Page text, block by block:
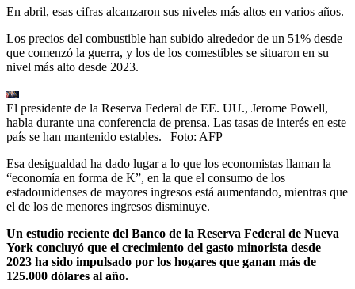
En abril, esas cifras alcanzaron sus niveles más altos en varios años.
Los precios del combustible han subido alrededor de un 51% desde
que comenzó la guerra, y los de los comestibles se situaron en su
nivel más alto desde 2023.
El presidente de la Reserva Federal de EE. UU., Jerome Powell,
habla durante una conferencia de prensa. Las tasas de interés en este
país se han mantenido estables. | Foto: AFP
Esa desigualdad ha dado lugar a lo que los economistas llaman la
“economía en forma de K”, en la que el consumo de los
estadounidenses de mayores ingresos está aumentando, mientras que
el de los de menores ingresos disminuye.
Un estudio reciente del Banco de la Reserva Federal de Nueva
York concluyó que el crecimiento del gasto minorista desde
2023 ha sido impulsado por los hogares que ganan más de
125.000 dólares al año.